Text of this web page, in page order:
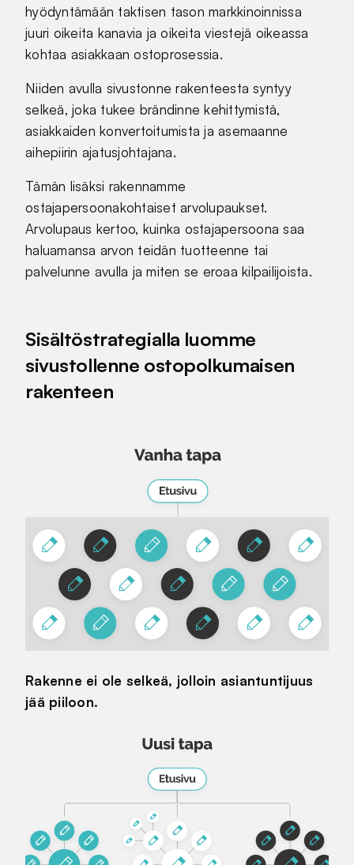
hyödyntämään taktisen tason markkinoinnissa
juuri oikeita kanavia ja oikeita viestejä oikeassa
kohtaa asiakkaan ostoprosessia.
Niiden avulla sivustonne rakenteesta syntyy
selkeä, joka tukee brändinne kehittymistä,
asiakkaiden konvertoitumista ja asemaanne
aihepiirin ajatusjohtajana.
Tämän lisäksi rakennamme
ostajapersoonakohtaiset arvolupaukset.
Arvolupaus kertoo, kuinka ostajapersoona saa
haluamansa arvon teidän tuotteenne tai
palvelunne avulla ja miten se eroaa kilpailijoista.
Sisältöstrategialla luomme
sivustollenne ostopolkumaisen
rakenteen
Rakenne ei ole selkeä, jolloin asiantuntijuus
jää piiloon.